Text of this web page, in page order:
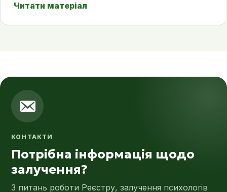
Читати матеріал
КОНТАКТИ
Потрібна інформація щодо
залучення?
З питань роботи Реєстру, залучення психологів